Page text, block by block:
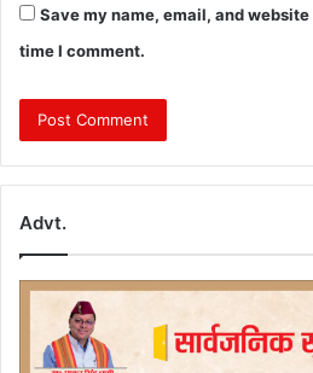
Save my name, email, and
time I comment.
Advt.